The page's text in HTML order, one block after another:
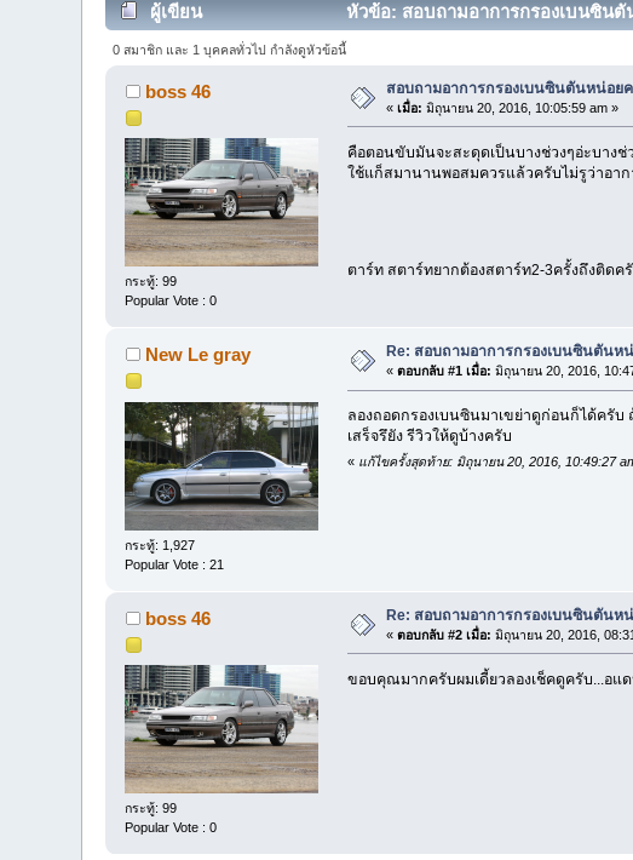
ผู้เขียน หัวข้อ: สอบถามอาการกรองเบนซิน
0 สมาชิก และ 1 บุคคลทั่วไป กำลังดูหัวข้อนี้
boss 46
กระทู้: 99
Popular Vote : 0
สอบถามอาการกรองเบนซินตันหน่อย
«เมื่อ: มิถุนายน 20, 2016, 10:05:59 am »
คือตอนขับมันจะสะดุดเป็นบางช่วงๆอ่ะบาง
ใช้แก็สมานานพอสมควรแล้วครับไม่รูว่าอา
ตาร์ท สตาร์ทยากต้องสตาร์ท2-3ครั้งถึงติด
New Le gray
กระทู้: 1,927
Popular Vote : 21
Re: สอบถามอาการกรองเบนซินตันห
«ตอบกลับ #1 เมื่อ: มิถุนายน 20, 2016,
ลองถอดกรองเบนซินมาเขย่าดูก่อนก็ได้ครั
เสร็จรึยัง รีวิวให้ดูบ้างครับ
« แก้ไขครั้งสุดท้าย: มิถุนายน 20, 2016, 10:49:27
boss 46
กระทู้: 99
Popular Vote : 0
Re: สอบถามอาการกรองเบนซินตันห
«ตอบกลับ #2 เมื่อ: มิถุนายน 20, 2016,
ขอบคุณมากครับผมเดี้ยวลองเช็คดูครับ...อแด